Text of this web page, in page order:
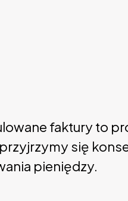
faktury to
się
pieniędzy.